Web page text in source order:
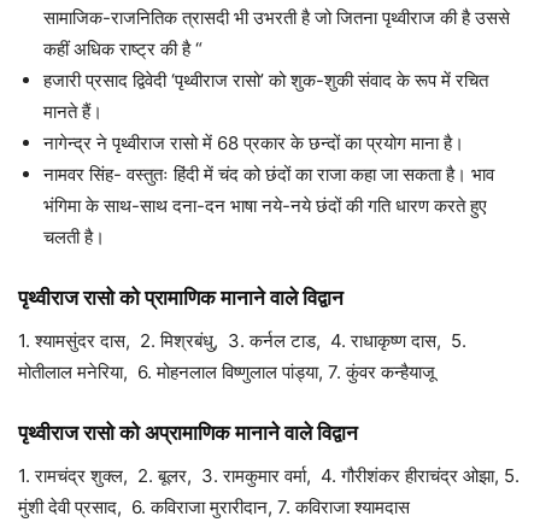
सामाजिक-राजनितिक त्रासदी भी उभरती है जो जितना पृथ्वीराज की है उससे
कहीं अधिक राष्ट्र की है “
हजारी प्रसाद द्विवेदी ‘पृथ्वीराज रासो’ को शुक-शुकी संवाद के रूप में रचित
मानते हैं।
नागेन्द्र ने पृथ्वीराज रासो में 68 प्रकार के छन्दों का प्रयोग माना है।
नामवर सिंह- वस्तुतः हिंदी में चंद को छंदों का राजा कहा जा सकता है। भाव
भंगिमा के साथ-साथ दना-दन भाषा नये-नये छंदों की गति धारण करते हुए
चलती है।
पृथ्वीराज रासो को प्रामाणिक मानाने वाले विद्वान
1. श्यामसुंदर दास, 2. मिश्रबंधु, 3. कर्नल टाड, 4. राधाकृष्ण दास, 5.
मोतीलाल मनेरिया, 6. मोहनलाल विष्णुलाल पांड्या, 7. कुंवर कन्हैयाजू
पृथ्वीराज रासो को अप्रामाणिक मानाने वाले विद्वान
1. रामचंद्र शुक्ल, 2. बूलर, 3. रामकुमार वर्मा, 4. गौरीशंकर हीराचंद्र ओझा, 5.
मुंशी देवी प्रसाद, 6. कविराजा मुरारीदान, 7. कविराजा श्यामदास